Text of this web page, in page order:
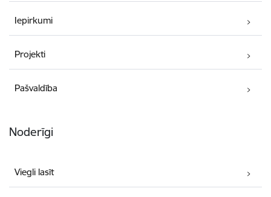
Iepirkumi
Projekti
Pašvaldība
Noderīgi
Viegli lasīt